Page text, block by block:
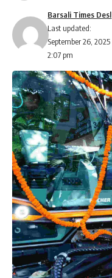
Last updated:
September 26, 2025
2:07 pm
Barsali Times Desl